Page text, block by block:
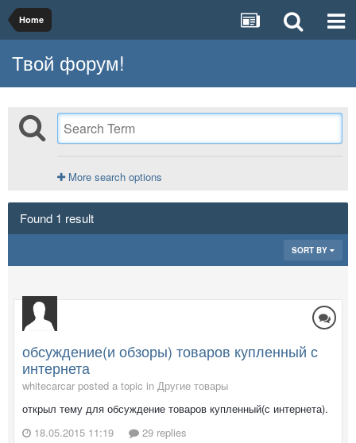
Home
Твой форум!
More search options
Found 1 result
SORT BY
обсуждение(и обзоры) товаров купленный с
интернета
whitecarcar posted a topic in Другие товары
открыл тему для обсуждение товаров купленный(с интернета).
18.05.2015 11:19
29 replies